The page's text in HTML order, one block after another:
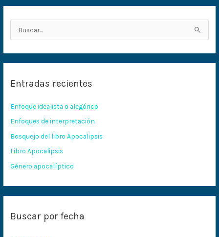
a
p
o
r
:
Entradas recientes
Enfoque idealista o alegórico
Enfoques de interpretación
Bosquejo del libro Apocalipsis
Libro Apocalipsis
Género apocalíptico
Buscar por fecha